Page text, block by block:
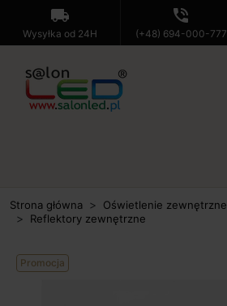
local_shipping
Wysyłka od 24H
phone_in_talk
(+48) 694-000-777
Strona główna
Oświetlenie zewnętrzne
Reflektory zewnętrzne
Promocja